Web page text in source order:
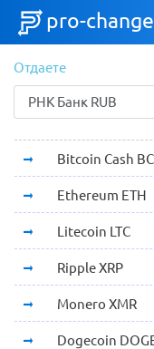
pro-
Отдаете
Bitcoin Cash
Ethereum ETH
Litecoin LTC
Ripple XRP
Monero XMR
Dogecoin